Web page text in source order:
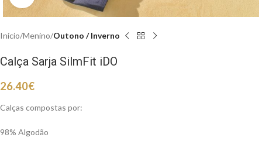
Início Menino Outono / Inverno
Calça Sarja SilmFit iDO
26.40€
Calças compostas por:
98% Algodão